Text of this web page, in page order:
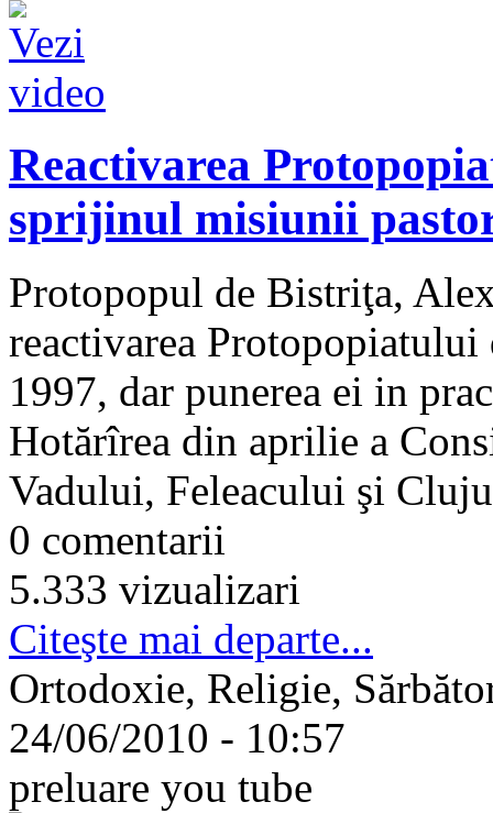
Reactivarea
sprijinul misiunii
Protopopul de Bistriţa,
reactivarea
1997, dar punerea ei in
Hotărîrea din aprilie a
Vadului, Feleacului şi
0 comentarii
5.333 vizualizari
Citeşte mai departe...
Ortodoxie, Religie,
24/06/2010 - 10:57
preluare you tube